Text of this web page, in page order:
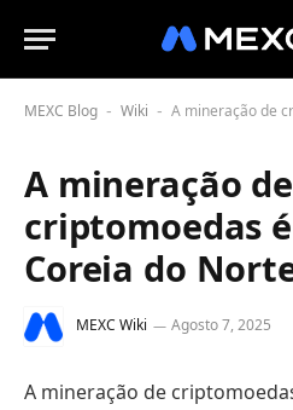
MEXC Blog - Wiki - A mineração de
A mineração de
criptomoedas
Coreia do
MEXC Wiki Agosto 7, 2025
A mineração de